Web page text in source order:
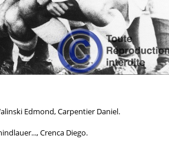
Edmond, Carpentier Daniel.
Crenca Diego.